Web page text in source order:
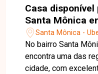
Casa
Santa Mônica
Santa Mônica -
No bairro Santa
encontra uma das
cidade, com